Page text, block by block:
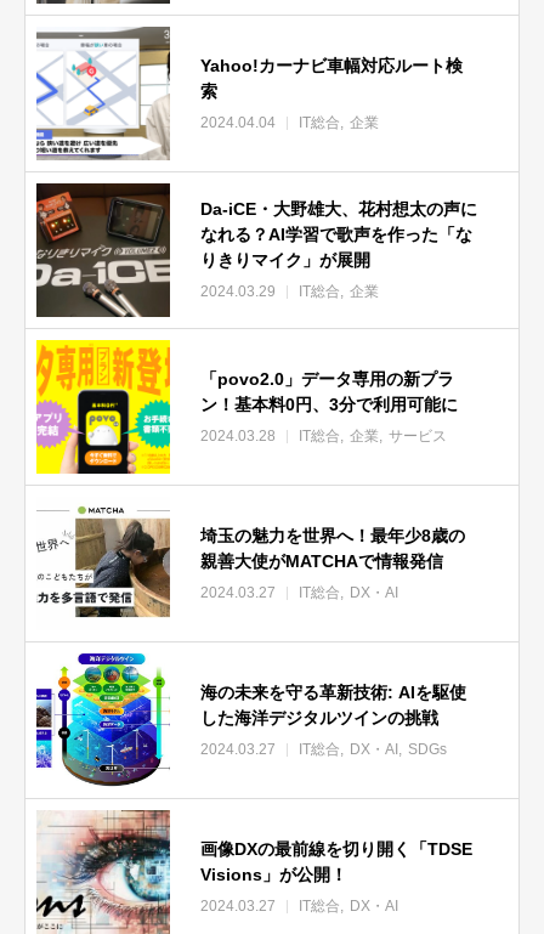
Yahoo!カーナビ車幅対応ルート検
索
2024.04.04 IT総合 企業
Da-iCE・大野雄大、花村想太の声に
なれる？AI学習で歌声を作った「な
りきりマイク」が展開
2024.03.29 IT総合 企業
「povo2.0」データ専用の新プラ
ン！基本料0円、3分で利用可能に
2024.03.28 IT総合 企業 サービス
埼玉の魅力を世界へ！最年少8歳の
親善大使がMATCHAで情報発信
2024.03.27 IT総合 DX・AI
海の未来を守る革新技術: AIを駆使
した海洋デジタルツインの挑戦
2024.03.27 IT総合 DX・AI SDGs
画像DXの最前線を切り開く「TDSE
Visions」が公開！
2024.03.27 IT総合 DX・AI